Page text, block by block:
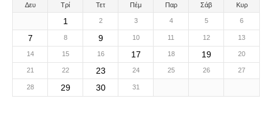
Δευ Τρί Τετ Πέμ Παρ Σάβ Κυρ
1 2 3 4 5 6
7 8 9 10 11 12 13
14 15 16 17 18 19 20
21 22 23 24 25 26 27
28 29 30 31